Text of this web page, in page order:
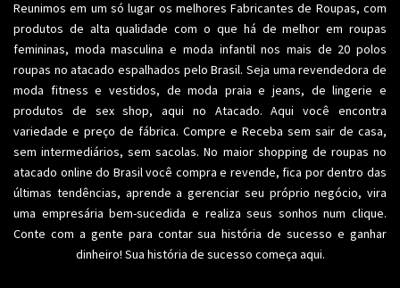
Reunimos em um só lugar os melhoresFabricantes de Roupas, com
produtos de alta qualidade com o que há de melhor em roupas
femininas, moda masculina e moda infantil nos mais de 20 polos
roupas no atacado espalhados pelo Brasil. Seja uma revendedora de
moda fitness e vestidos, de moda praia e jeans, de lingerie e
produtos de sex shop, aqui no Atacado. Aqui você encontra
variedade e preço de fábrica. Compre e Receba sem sair de casa,
sem intermediários, sem sacolas. No maior shopping de roupas no
atacado online do Brasil você compra e revende, fica por dentro das
últimas tendências, aprende a gerenciar seu próprio negócio, vira
uma empresária bem-sucedida e realiza seus sonhos num clique.
Conte com a gente para contar sua história de sucesso e ganhar
dinheiro! Sua história de sucesso começa aqui.